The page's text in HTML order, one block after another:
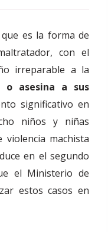
es la forma de
con el
irreparable a la
o asesina a sus
significativo en
niños y niñas
machista
en el segundo
el Ministerio de
estos casos en